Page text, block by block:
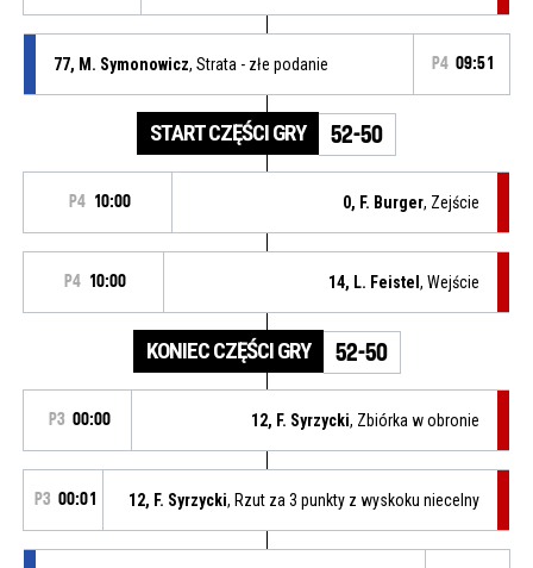
77, M. Symonowicz, Strata - złe podanie P4 09:51
START CZĘŚCI GRY 52-50
P4 10:00 0, F. Burger, Zejście
P4 10:00 14, L. Feistel, Wejście
KONIEC CZĘŚCI GRY 52-50
P3 00:00 12, F. Syrzycki, Zbiórka w obronie
P3 00:01 12, F. Syrzycki, Rzut za 3 punkty z wyskoku niecelny